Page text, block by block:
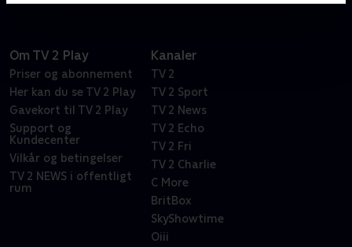
Om TV 2 Play
Priser og abonnement
Her kan du se TV 2 Play
Gavekort til TV 2 Play
Support og
Kundecenter
Vilkår og betingelser
TV 2 NEWS i offentligt
rum
Kanaler
TV 2
TV 2 Sport
TV 2 News
TV 2 Echo
TV 2 Fri
TV 2 Charlie
C More
BritBox
SkyShowtime
Oiii